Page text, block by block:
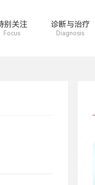
别关注
Focus
诊断与治疗
Diagnosis